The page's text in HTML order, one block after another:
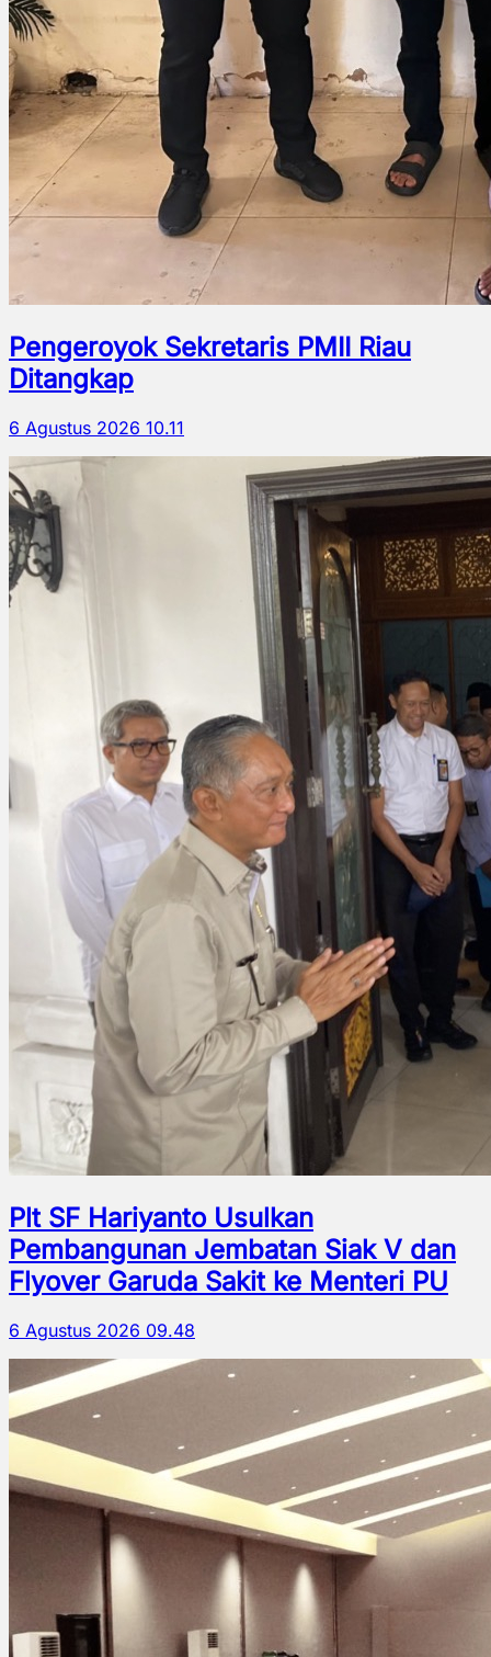
Pengeroyok Sekretaris PMII Riau
Ditangkap
6 Agustus 2026 10.11
Plt SF Hariyanto Usulkan
Pembangunan Jembatan Siak V dan
Flyover Garuda Sakit ke Menteri PU
6 Agustus 2026 09.48